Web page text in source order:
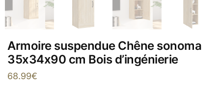
Armoire suspendue Chêne sonoma
35x34x90 cm Bois d’ingénierie
68.99€